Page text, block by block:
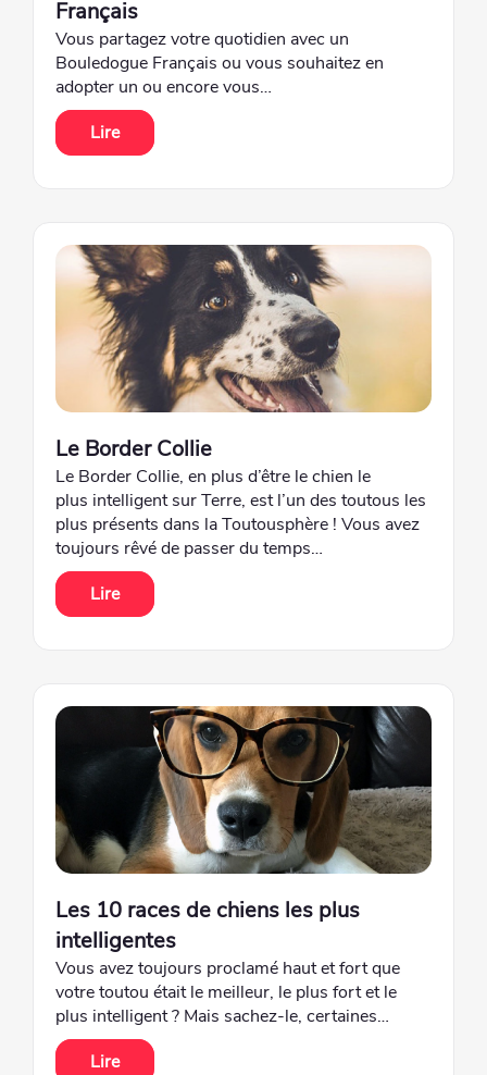
Français
Vous partagez votre quotidien avec un
Bouledogue Français ou vous souhaitez en
adopter un ou encore vous…
Lire
Le Border Collie
Le Border Collie, en plus d’être le chien le
plus intelligent sur Terre, est l’un des toutous les
plus présents dans la Toutousphère ! Vous avez
toujours rêvé de passer du temps…
Lire
Les 10 races de chiens les plus
intelligentes
Vous avez toujours proclamé haut et fort que
votre toutou était le meilleur, le plus fort et le
plus intelligent ? Mais sachez-le, certaines…
Lire